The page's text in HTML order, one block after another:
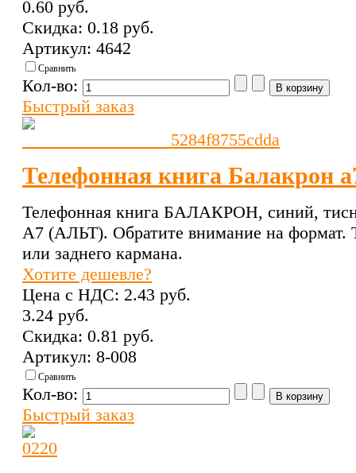
0.60 pуб.
Скидка: 0.18 pуб.
Артикул: 4642
Сравнить
Кол-во:
Быстрый заказ
Телефонная книга Балакрон
Телефонная книга БАЛАКРОН, синий,
А7 (АЛЬТ). Обратите внимание на формат.
или заднего кармана.
Хотите дешевле?
Цена с НДС: 2.43 pуб.
3.24 pуб.
Скидка: 0.81 pуб.
Артикул: 8-008
Сравнить
Кол-во:
Быстрый заказ